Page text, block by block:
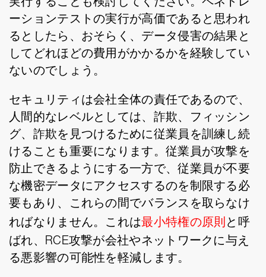
ーションテストの実行が高価であると思われ
るとしたら、おそらく、データ侵害の結果と
してどれほどの費用がかかるかを経験してい
ないのでしょう。
セキュリティは会社全体の責任であるので、
人間的なレベルとしては、詐欺、フィッシン
グ、詐欺を見つけるために従業員を訓練し続
けることも重要になります。従業員が攻撃を
防止できるようにする一方で、従業員が不要
な機密データにアクセスするのを制限する必
要もあり、これらの間でバランスを取らなけ
ればなりません。これは最小特権の原則 と呼
ばれ、RCE攻撃が会社やネットワークに与え
る悪影響の可能性を軽減します。